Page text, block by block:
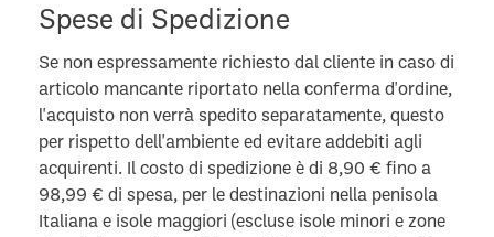
Spese di Spedizione
Se non espressamente richiesto dal cliente in caso di
articolo mancante riportato nella conferma d'ordine,
l'acquisto non verrà spedito separatamente, questo
per rispetto dell'ambiente ed evitare addebiti agli
acquirenti. Il costo di spedizione è di 8,90 € fino a
98,99 € di spesa, per le destinazioni nella penisola
Italiana e isole maggiori (escluse isole minori e zone